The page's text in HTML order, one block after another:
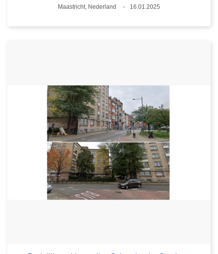
Plaats
Maastricht, Nederland
16.01.2025